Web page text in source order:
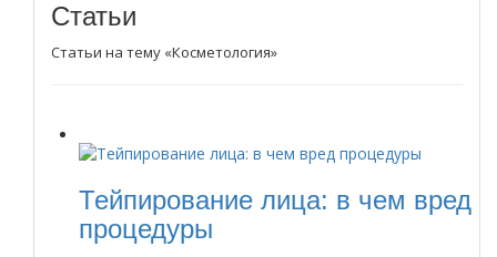
Статьи
Статьи на тему «Косметология»
Тейпирование лица: в чем вред
процедуры